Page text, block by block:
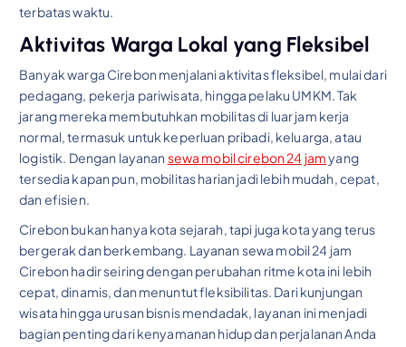
terbatas waktu.
Aktivitas Warga Lokal yang Fleksibel
Banyak warga Cirebon menjalani aktivitas fleksibel, mulai dari
pedagang, pekerja pariwisata, hingga pelaku UMKM. Tak
jarang mereka membutuhkan mobilitas di luar jam kerja
normal, termasuk untuk keperluan pribadi, keluarga, atau
logistik. Dengan layanansewa mobil cirebon 24 jamyang
tersedia kapan pun, mobilitas harian jadi lebih mudah, cepat,
dan efisien.
Cirebon bukan hanya kota sejarah, tapi juga kota yang terus
bergerak dan berkembang. Layanan sewa mobil 24 jam
Cirebon hadir seiring dengan perubahan ritme kota ini lebih
cepat, dinamis, dan menuntut fleksibilitas. Dari kunjungan
wisata hingga urusan bisnis mendadak, layanan ini menjadi
bagian penting dari kenyamanan hidup dan perjalanan Anda